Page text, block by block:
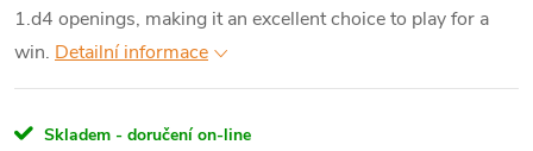
1.d4 openings, making it an excellent choice to play for a
win. Detailní informace
Skladem - doručení on-line